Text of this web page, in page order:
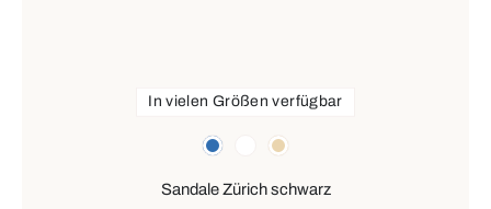
blau beige
In vielen Größen verfügbar
Sandale Zürich schwarz